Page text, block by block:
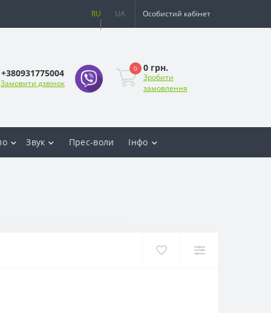
UA Особистий кабінет
+380931775004
Замовити дзвінок
0 0 грн.
Зробити
замовлення
Звук Прес-воли Інфо